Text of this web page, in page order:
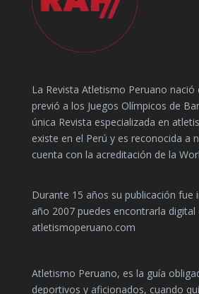
La Revista Atletismo Peruano nació
previó a los Juegos Olímpicos de
única Revista especializada en
existe en el Perú y es reconocida a
cuenta con la acreditación de la
Durante 15 años su publicación fue
año 2007 puedes encontrarla digital
atletismoperuano.com
Atletismo Peruano, es la guía
deportivos y aficionados, cuando